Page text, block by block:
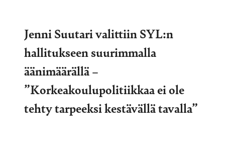
Jenni Suutari valittiin SYL:n
hallitukseen suurimmalla
äänimäärällä –
”Korkeakoulupolitiikkaa ei ole
tehty tarpeeksi kestävällä tavalla”